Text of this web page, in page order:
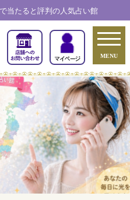
当たると評判の人気占い館
MENU